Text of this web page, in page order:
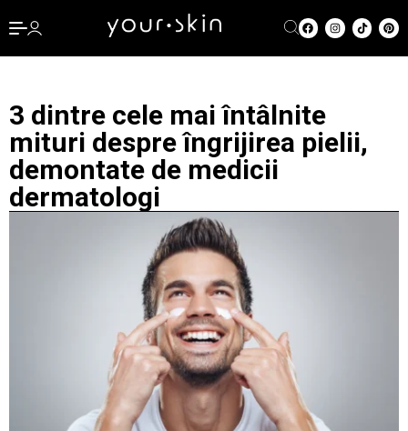
3 dintre cele mai întâlnite
mituri despre îngrijirea pielii,
demontate de medicii
dermatologi